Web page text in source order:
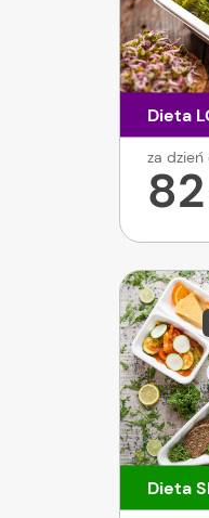
Dieta
za dzień
82
Dieta